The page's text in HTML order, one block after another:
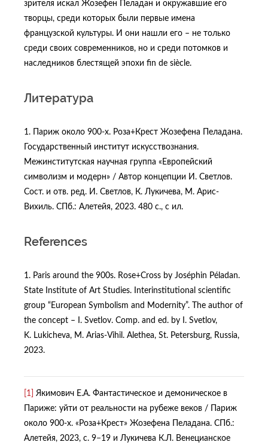
зрителя искал Жозефен Пеладан и окружавшие его
творцы, среди которых были первые имена
французской культуры. И они нашли его – не только
среди своих современников, но и среди потомков и
наследников блестящей эпохи fin de siècle.
Литература
1. Париж около 900-х. Роза+Крест Жозефена Пеладана.
Государственный институт искусствознания.
Межинститутская научная группа «Европейский
символизм и модерн» / Автор концепции И. Светлов.
Сост. и отв. ред. И. Светлов, К. Лукичева, М. Арис-
Вихиль. СПб.: Алетейя, 2023. 480 с., с ил.
References
1. Paris around the 900s. Rose+Cross by Joséphin Péladan.
State Institute of Art Studies. Interinstitutional scientific
group “European Symbolism and Modernity”. The author of
the concept – I. Svetlov. Comp. and ed. by I. Svetlov,
K. Lukicheva, M. Arias-Vihil. Alethea, St. Petersburg, Russia,
2023.
[1] Якимович Е.А. Фантастическое и демоническое в
Париже: уйти от реальности на рубеже веков / Париж
около 900-х. «Роза+Крест» Жозефена Пеладана. СПб.:
Алетейя, 2023, с. 9−19 и Лукичева К.Л. Венецианское